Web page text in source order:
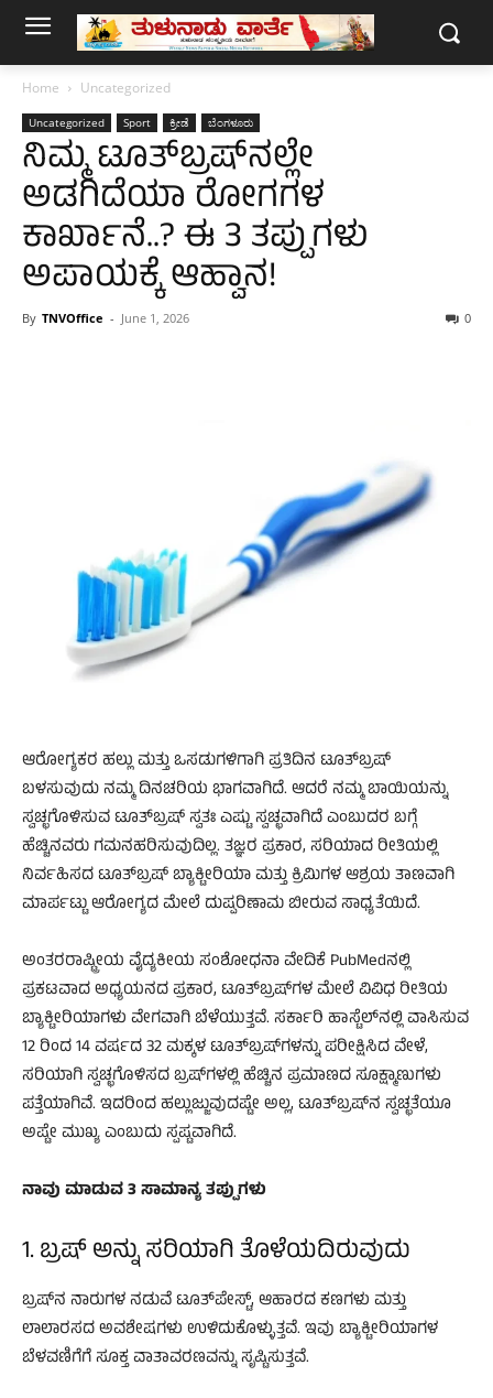
Home Uncategorized
Uncategorized Sport ಕ್ರೀಡೆ ಬೆಂಗಳೂರು
​ನಿಮ್ಮ ಟೂತ್‌ಬ್ರಷ್‌ನಲ್ಲೇ
ಅಡಗಿದೆಯಾ ರೋಗಗಳ
ಕಾರ್ಖಾನೆ..? ಈ 3 ತಪ್ಪುಗಳು
ಅಪಾಯಕ್ಕೆ ಆಹ್ವಾನ!
By TNVOffice - June 1, 2026 0
ಆರೋಗ್ಯಕರ ಹಲ್ಲು ಮತ್ತು ಒಸಡುಗಳಿಗಾಗಿ ಪ್ರತಿದಿನ ಟೂತ್‌ಬ್ರಷ್
ಬಳಸುವುದು ನಮ್ಮ ದಿನಚರಿಯ ಭಾಗವಾಗಿದೆ. ಆದರೆ ನಮ್ಮ ಬಾಯಿಯನ್ನು
ಸ್ವಚ್ಛಗೊಳಿಸುವ ಟೂತ್‌ಬ್ರಷ್ ಸ್ವತಃ ಎಷ್ಟು ಸ್ವಚ್ಛವಾಗಿದೆ ಎಂಬುದರ ಬಗ್ಗೆ
ಹೆಚ್ಚಿನವರು ಗಮನಹರಿಸುವುದಿಲ್ಲ. ತಜ್ಞರ ಪ್ರಕಾರ, ಸರಿಯಾದ ರೀತಿಯಲ್ಲಿ
ನಿರ್ವಹಿಸದ ಟೂತ್‌ಬ್ರಷ್ ಬ್ಯಾಕ್ಟೀರಿಯಾ ಮತ್ತು ಕ್ರಿಮಿಗಳ ಆಶ್ರಯ ತಾಣವಾಗಿ
ಮಾರ್ಪಟ್ಟು ಆರೋಗ್ಯದ ಮೇಲೆ ದುಷ್ಪರಿಣಾಮ ಬೀರುವ ಸಾಧ್ಯತೆಯಿದೆ.
ಅಂತರರಾಷ್ಟ್ರೀಯ ವೈದ್ಯಕೀಯ ಸಂಶೋಧನಾ ವೇದಿಕೆ PubMedನಲ್ಲಿ
ಪ್ರಕಟವಾದ ಅಧ್ಯಯನದ ಪ್ರಕಾರ, ಟೂತ್‌ಬ್ರಷ್‌ಗಳ ಮೇಲೆ ವಿವಿಧ ರೀತಿಯ
ಬ್ಯಾಕ್ಟೀರಿಯಾಗಳು ವೇಗವಾಗಿ ಬೆಳೆಯುತ್ತವೆ. ಸರ್ಕಾರಿ ಹಾಸ್ಟೆಲ್‌ನಲ್ಲಿ ವಾಸಿಸುವ
12 ರಿಂದ 14 ವರ್ಷದ 32 ಮಕ್ಕಳ ಟೂತ್‌ಬ್ರಷ್‌ಗಳನ್ನು ಪರೀಕ್ಷಿಸಿದ ವೇಳೆ,
ಸರಿಯಾಗಿ ಸ್ವಚ್ಛಗೊಳಿಸದ ಬ್ರಷ್‌ಗಳಲ್ಲಿ ಹೆಚ್ಚಿನ ಪ್ರಮಾಣದ ಸೂಕ್ಷ್ಮಾಣುಗಳು
ಪತ್ತೆಯಾಗಿವೆ. ಇದರಿಂದ ಹಲ್ಲುಜ್ಜುವುದಷ್ಟೇ ಅಲ್ಲ, ಟೂತ್‌ಬ್ರಷ್‌ನ ಸ್ವಚ್ಛತೆಯೂ
ಅಷ್ಟೇ ಮುಖ್ಯ ಎಂಬುದು ಸ್ಪಷ್ಟವಾಗಿದೆ.
ನಾವು ಮಾಡುವ 3 ಸಾಮಾನ್ಯ ತಪ್ಪುಗಳು
1. ಬ್ರಷ್ ಅನ್ನು ಸರಿಯಾಗಿ ತೊಳೆಯದಿರುವುದು
ಬ್ರಷ್‌ನ ನಾರುಗಳ ನಡುವೆ ಟೂತ್‌ಪೇಸ್ಟ್, ಆಹಾರದ ಕಣಗಳು ಮತ್ತು
ಲಾಲಾರಸದ ಅವಶೇಷಗಳು ಉಳಿದುಕೊಳ್ಳುತ್ತವೆ. ಇವು ಬ್ಯಾಕ್ಟೀರಿಯಾಗಳ
ಬೆಳವಣಿಗೆಗೆ ಸೂಕ್ತ ವಾತಾವರಣವನ್ನು ಸೃಷ್ಟಿಸುತ್ತವೆ.